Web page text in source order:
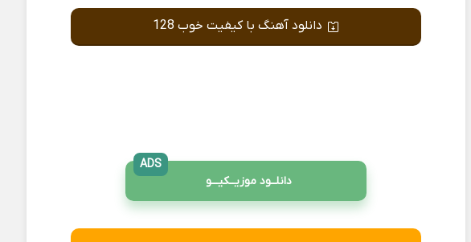
دانلود آهنگ با کیفیت خوب 128
دانلــود موزیــکیـــو
ADS